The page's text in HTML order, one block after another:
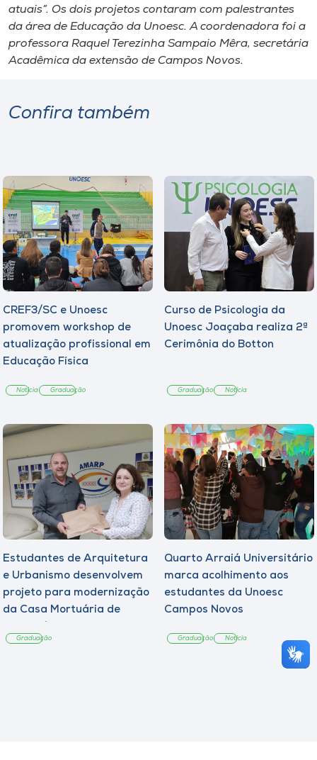
A+
A-
atuais”. Os dois projetos contaram com palestrantes
da área de Educação da Unoesc. A coordenadora foi a
professora Raquel Terezinha Sampaio Mêra, secretária
Acadêmica da extensão de Campos Novos.
Confira também
CREF3/SC e Unoesc
promovem workshop de
atualização profissional em
Educação Física
Notícia Graduação
Curso de Psicologia da
Unoesc Joaçaba realiza 2ª
Cerimônia do Botton
Graduação Notícia
Estudantes de Arquitetura
e Urbanismo desenvolvem
projeto para modernização
da Casa Mortuária de
Graduação
Quarto Arraiá Universitário
marca acolhimento aos
estudantes da Unoesc
Campos Novos
Graduação Notícia